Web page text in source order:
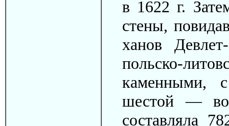
в 1622 г.
стены,
ханов
польско-
каменными,
шестой —
составляла